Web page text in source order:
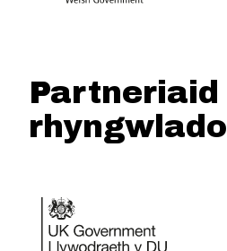
Partneriaid
rhyngwladol